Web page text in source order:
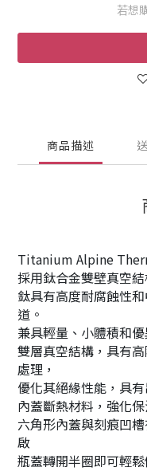
若想
商品描述
Titanium Alpine
採用鈦合金雙壁真空
鈦具有高度耐腐蝕性
道。
兼具輕量、小體積和
雙層真空結構，具有
處理，
優化其絕緣性能，具
內蓋斷熱材料，強化保
六角形內蓋與刻痕凹
啟
瓶蓋轉開半圈即可輕